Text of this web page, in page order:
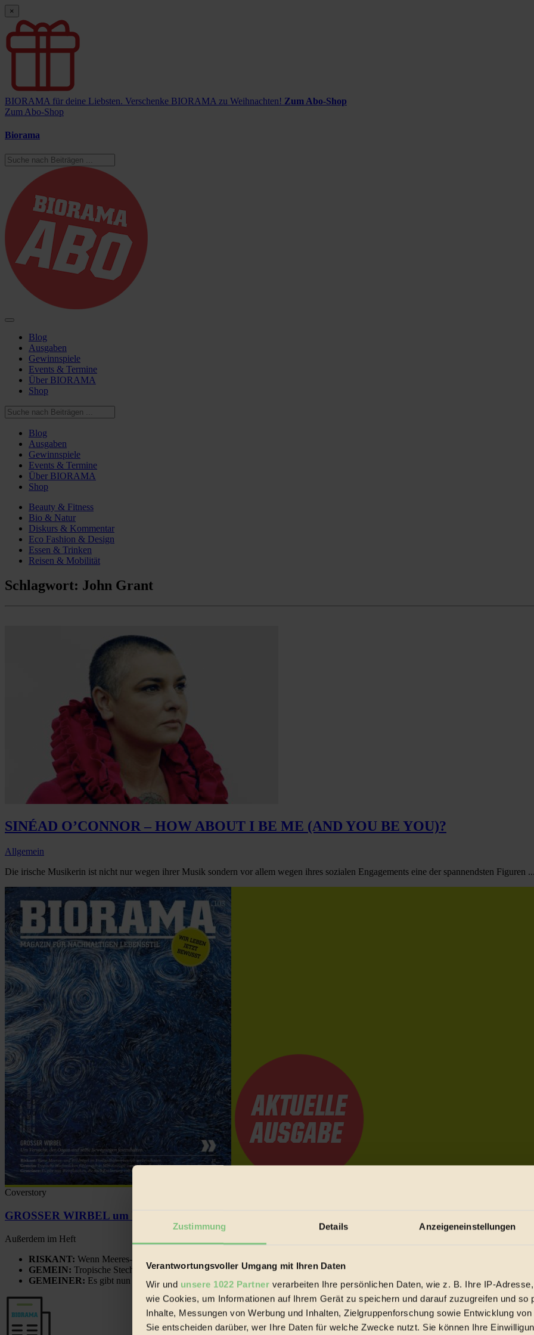
Zustimmung Details Anzeigeneinstellungen
Verantwortungsvoller Umgang mit Ihren Daten
Wir und unsere 1022 Partner verarbeiten Ihre persönlichen Daten, wie z. B. Ihre IP-
wie Cookies, um Informationen auf Ihrem Gerät zu speichern und darauf zuzugreifen und so
Inhalte, Messungen von Werbung und Inhalten, Zielgruppenforschung sowie Entwicklung
Sie entscheiden darüber, wer Ihre Daten für welche Zwecke nutzt. Sie können Ihre
×
BIORAMA für deine Liebsten. Verschenke BIORAMA zu Weihnachten! Zum Abo-Shop
Zum Abo-Shop
Biorama
Blog
Ausgaben
Gewinnspiele
Events & Termine
Über BIORAMA
Shop
Blog
Ausgaben
Gewinnspiele
Events & Termine
Über BIORAMA
Shop
Beauty & Fitness
Bio & Natur
Diskurs & Kommentar
Eco Fashion & Design
Essen & Trinken
Reisen & Mobilität
Schlagwort: John Grant
SINÉAD O’CONNOR – HOW ABOUT I BE ME (AND YOU BE YOU)?
Allgemein
Die irische Musikerin ist nicht nur wegen ihrer Musik sondern vor allem wegen ihres sozialen Engagements eine der spannendsten Figuren
Coverstory
GROSSER WIRBEL um Versuche, den Ozean und seine Bewegungen festzuhalten.
Außerdem im Heft
RISKANT: Wenn Meeres- und Wildvögel im Freilandhühnerbetrieb vorbeischauen.
GEMEIN: Tropische Stechmücken fühlen sich in Mitteleuropa inziwschen oft zu Hause.
GEMEINER: Es gibt nun Weinflaschen, die nach Entleerung voll wieder zu dir zurückkommen.